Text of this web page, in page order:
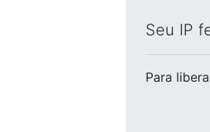
Seu IP
Para